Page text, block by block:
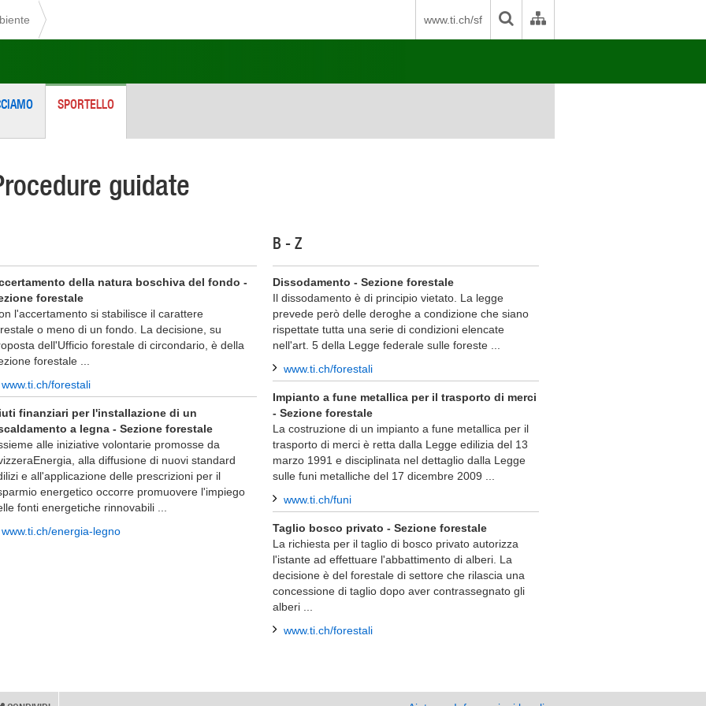
www.ti.ch/sf
SPORTELLO
guidate
della natura boschiva del fondo -
forestale
l'accertamento si stabilisce il carattere
o meno di un fondo. La decisione, su
dell'Ufficio forestale di circondario, è della
forestale ...
www.ti.ch/forestali
finanziari per l'installazione di un
a legna - Sezione forestale
alle iniziative volontarie promosse da
alla diffusione di nuovi standard
e all'applicazione delle prescrizioni per il
energetico occorre promuovere l'impiego
fonti energetiche rinnovabili ...
www.ti.ch/energia-legno
B - Z
Dissodamento - Sezione forestale
Il dissodamento è di principio vietato. La legge
prevede però delle deroghe a condizione che siano
rispettate tutta una serie di condizioni elencate
nell'art. 5 della Legge federale sulle foreste ...
www.ti.ch/forestali
Impianto a fune metallica per il trasporto di merci
- Sezione forestale
La costruzione di un impianto a fune metallica per il
trasporto di merci è retta dalla Legge edilizia del 13
marzo 1991 e disciplinata nel dettaglio dalla Legge
sulle funi metalliche del 17 dicembre 2009 ...
www.ti.ch/funi
Taglio bosco privato - Sezione forestale
La richiesta per il taglio di bosco privato autorizza
l'istante ad effettuare l'abbattimento di alberi. La
decisione è del forestale di settore che rilascia una
concessione di taglio dopo aver contrassegnato gli
alberi ...
www.ti.ch/forestali